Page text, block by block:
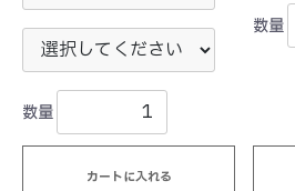
数量
カートに入れる
数量